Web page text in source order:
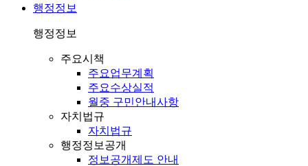
행정정보
행정정보
주요시책
주요업무계획
주요수상실적
월중 구민안내사항
자치법규
자치법규
행정정보공개
정보공개제도 안내